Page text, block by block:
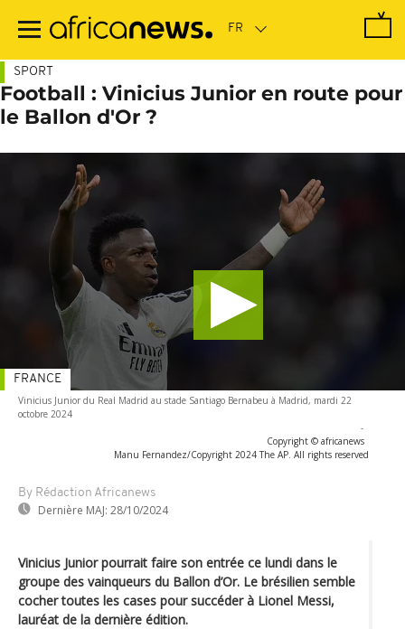
contenu
SPORT
Football : Vinicius Junior en route pour
le Ballon d'Or ?
Vinicius Junior du Real Madrid au stade Santiago Bernabeu à Madrid, mardi 22
octobre 2024
-
Copyright © africanews
Manu Fernandez/Copyright 2024 The AP. All rights reserved
By Rédaction Africanews
Dernière MAJ: 28/10/2024
FRANCE
Vinicius Junior pourrait faire son entrée ce lundi dans le
groupe des vainqueurs du Ballon d’Or. Le brésilien semble
cocher toutes les cases pour succéder à Lionel Messi,
lauréat de la dernière édition.